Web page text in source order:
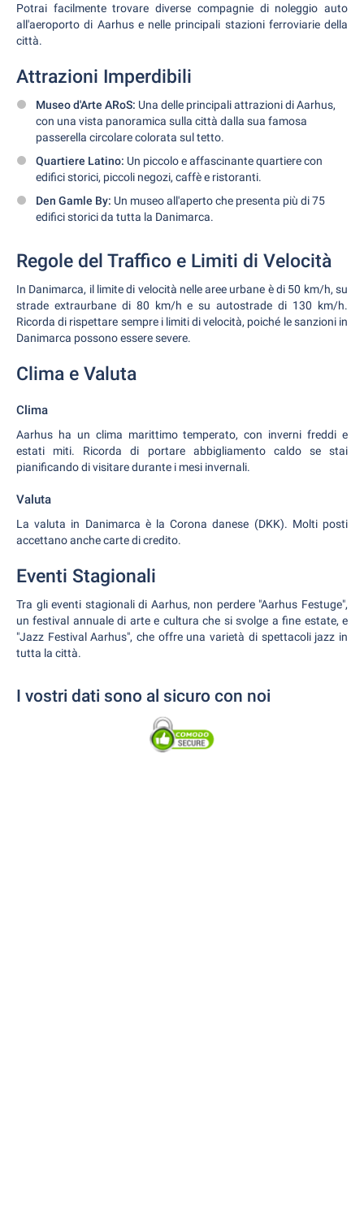
Potrai facilmente trovare diverse compagnie di noleggio auto
all'aeroporto di Aarhus e nelle principali stazioni ferroviarie della
città.
Attrazioni Imperdibili
Museo d'Arte ARoS: Una delle principali attrazioni di Aarhus,
con una vista panoramica sulla città dalla sua famosa
passerella circolare colorata sul tetto.
Quartiere Latino: Un piccolo e affascinante quartiere con
edifici storici, piccoli negozi, caffè e ristoranti.
Den Gamle By: Un museo all'aperto che presenta più di 75
edifici storici da tutta la Danimarca.
Regole del Traffico e Limiti di Velocità
In Danimarca, il limite di velocità nelle aree urbane è di 50 km/h, su
strade extraurbane di 80 km/h e su autostrade di 130 km/h.
Ricorda di rispettare sempre i limiti di velocità, poiché le sanzioni in
Danimarca possono essere severe.
Clima e Valuta
Clima
Aarhus ha un clima marittimo temperato, con inverni freddi e
estati miti. Ricorda di portare abbigliamento caldo se stai
pianificando di visitare durante i mesi invernali.
Valuta
La valuta in Danimarca è la Corona danese (DKK). Molti posti
accettano anche carte di credito.
Eventi Stagionali
Tra gli eventi stagionali di Aarhus, non perdere "Aarhus Festuge",
un festival annuale di arte e cultura che si svolge a fine estate, e
"Jazz Festival Aarhus", che offre una varietà di spettacoli jazz in
tutta la città.
I vostri dati sono al sicuro con noi